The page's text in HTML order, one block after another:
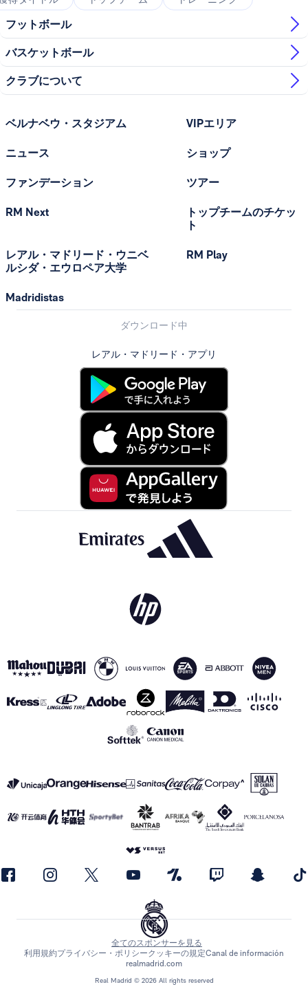
フットボール
バスケットボール
クラブについて
ベルナベウ・スタジアム
ニュース
ファンデーション
RM Next
レアル・マドリード・ウニベ
ルシダ・エウロペア大学
Madridistas
VIPエリア
ショップ
ツアー
トップチームのチケッ
ト
RM Play
ダウンロード中
レアル・マドリード・アプリ
Real Madrid © 2026 All rights reserved
全てのスポンサーを見る
利用規約プライバシー・ポリシークッキーの規定Canal de información
realmadrid.com